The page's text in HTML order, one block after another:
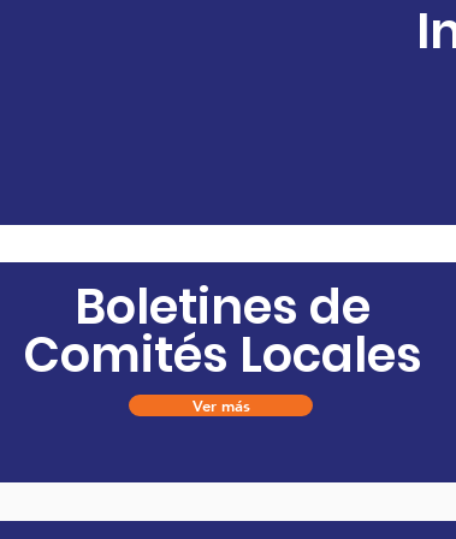
Boletines de
Comités Locales
Ver más